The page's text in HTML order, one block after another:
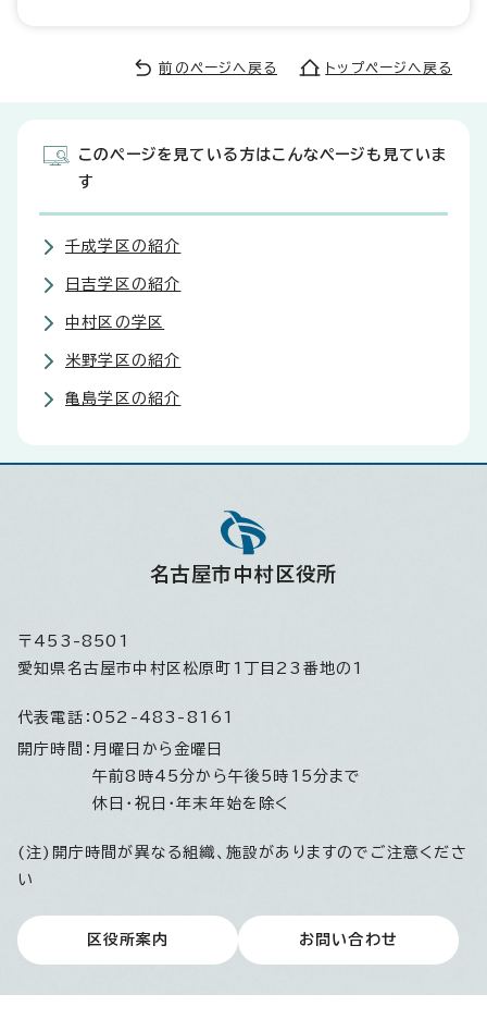
前のページへ戻る トップページへ戻る
このページを見ている方はこんなページも見ていま
す
千成学区の紹介
日吉学区の紹介
中村区の学区
米野学区の紹介
亀島学区の紹介
名古屋市中村区役所
〒453-8501
愛知県名古屋市中村区松原町1丁目23番地の1
代表電話： 052-483-8161
開庁時間： 月曜日から金曜日
午前8時45分から午後5時15分まで
休日・祝日・年末年始を除く
(注)開庁時間が異なる組織、施設がありますのでご注意くださ
い
区役所案内 お問い合わせ